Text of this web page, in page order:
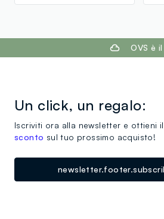
OVS è
Un click, un regalo:
Iscriviti ora alla newsletter e ottieni il
sconto sul tuo prossimo acquisto!